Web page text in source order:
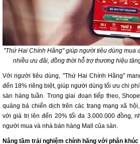
"Thứ Hai Chính Hãng" giúp người tiêu dùng mua
nhiều ưu đãi, đồng thời hỗ trợ thương hiệu
Với người tiêu dùng, "Thứ Hai Chính Hãng"
đến 18% riêng biệt, giúp người dùng tối ưu chi
sàn hàng tuần. Trong giai đoạn tiếp theo,
quảng bá chiến dịch trên các trang mạng xã
với giá trị lên đến 20% tối đa 3.000.000 đồng,
người mua và nhà bán hàng Mall của sàn.
Nâng tầm trải nghiệm chính hãng với phân khúc